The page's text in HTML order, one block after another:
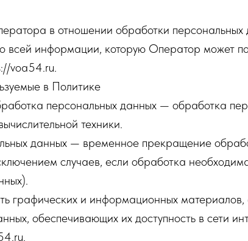
в отношении обработки персональных
всей информации, которую Оператор может
voa54.ru.
в Политике
персональных данных — обработка
техники.
данных — временное прекращение
случаев, если обработка
графических и информационных материалов,
обеспечивающих их доступность в сети